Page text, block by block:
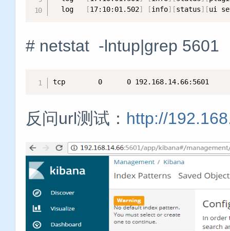
  log
[17:10:01.502] [info] [status] [ui
# netstat -lntup|grep 5601
tcp        0      0 192.168.14.66:5601
反问url测试： http://